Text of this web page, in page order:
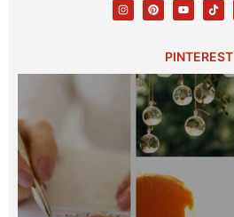
PINTEREST